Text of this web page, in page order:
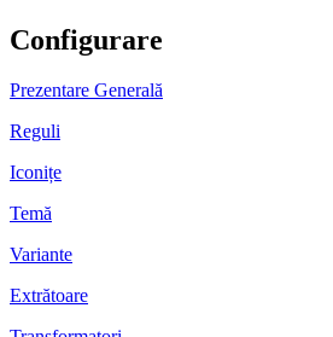
Configurare
Prezentare Generală
Reguli
Iconițe
Temă
Variante
Extrătoare